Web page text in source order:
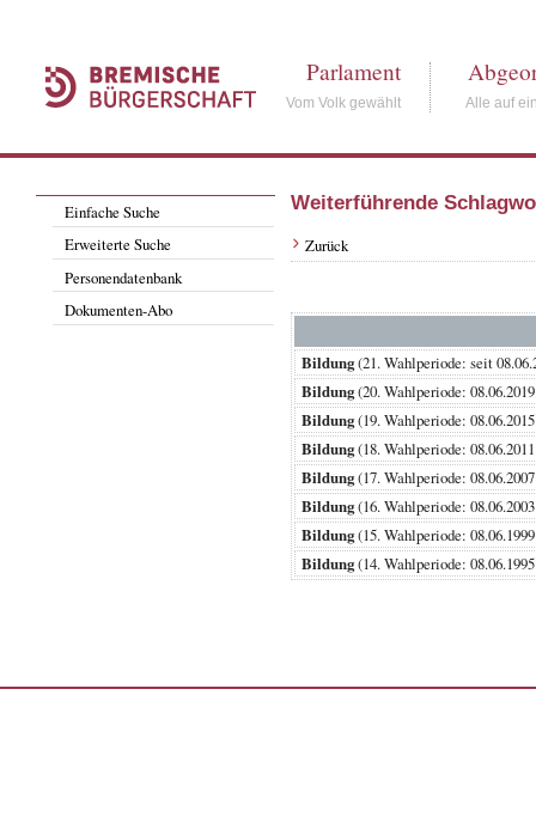
Parlament
Vom Volk gewählt Alle auf
Einfache Suche
Erweiterte Suche
Personendatenbank
Dokumenten-Abo
Weiterführende
Zurück
Bildung(21. Wahlperiode: seit
Bildung(20. Wahlperiode:
Bildung(19. Wahlperiode:
Bildung(18. Wahlperiode:
Bildung(17. Wahlperiode:
Bildung(16. Wahlperiode:
Bildung(15. Wahlperiode:
Bildung(14. Wahlperiode: